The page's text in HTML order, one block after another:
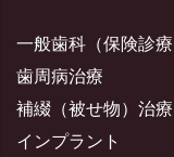
一般歯科（保険診療
歯周病治療
補綴（被せ物）治療
インプラント